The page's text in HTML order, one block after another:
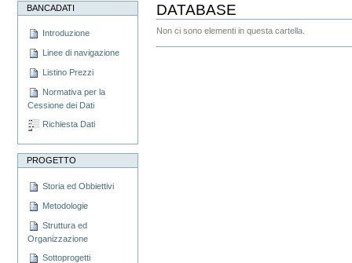
BANCADATI
Introduzione
Linee di navigazione
Listino Prezzi
Normativa per la
Cessione dei Dati
Richiesta Dati
PROGETTO
Storia ed Obbiettivi
Metodologie
Struttura ed
Organizzazione
Sottoprogetti
DATABASE
Non ci sono elementi in questa cartella.